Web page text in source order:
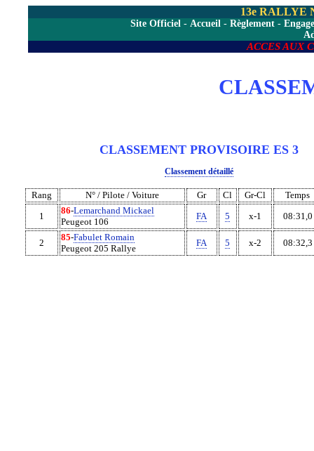
13e RALLYE
Site Officiel- Accueil- Règlement-
ACCES AUX
CLASSEMENT PROVISOIRE ES 3
Classement détaillé
Rang N° / Pilote / Voiture Gr Cl Gr-Cl
Temps
1
86-Lemarchand Mickael
Peugeot 106
FA 5 x-1 08:31,0
2
85-Fabulet Romain
Peugeot 205 Rallye
FA 5 x-2 08:32,3